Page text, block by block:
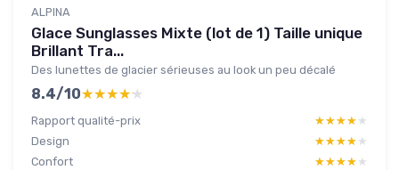
ALPINA
Glace Sunglasses Mixte (lot de 1) Taille unique
Brillant Tra...
Des lunettes de glacier sérieuses au look un peu décalé
8.4/10★★★★★
★★★★★
Rapport qualité-prix ★★★★★
★★★★★
Design
★★★★★
★★★★★
Confort
★★★★★
★★★★★